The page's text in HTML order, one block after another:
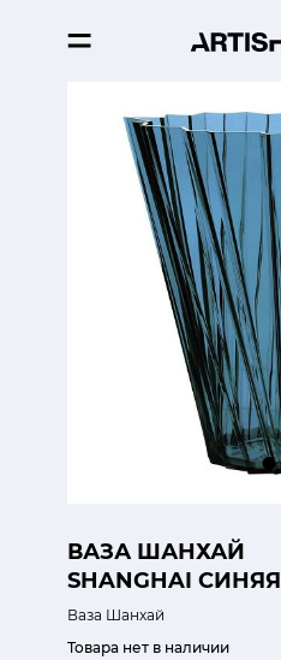
ВАЗА ШАНХАЙ
SHANGHAI СИНЯЯ
Ваза Шанхай
Товара нет в наличии